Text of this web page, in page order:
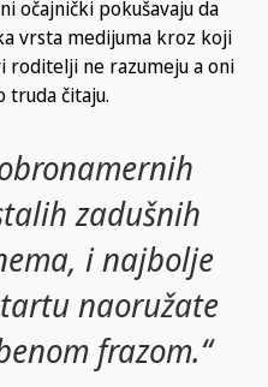
očajnički pokušavaju da
vrsta medijuma kroz koji
roditelji ne razumeju a oni
truda čitaju.
zadušnih
i najbolje
naoružate
frazom.“